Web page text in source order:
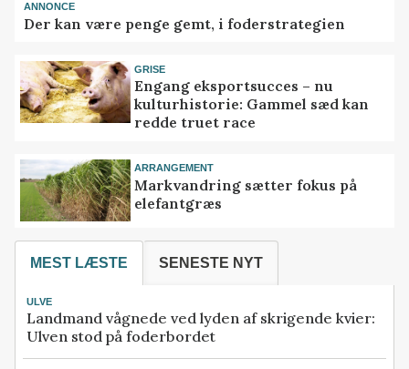
ANNONCE
Der kan være penge gemt, i foderstrategien
GRISE
Engang eksportsucces – nu
kulturhistorie: Gammel sæd kan
redde truet race
ARRANGEMENT
Markvandring sætter fokus på
elefantgræs
MEST LÆSTE SENESTE NYT
ULVE
Landmand vågnede ved lyden af skrigende kvier:
Ulven stod på foderbordet